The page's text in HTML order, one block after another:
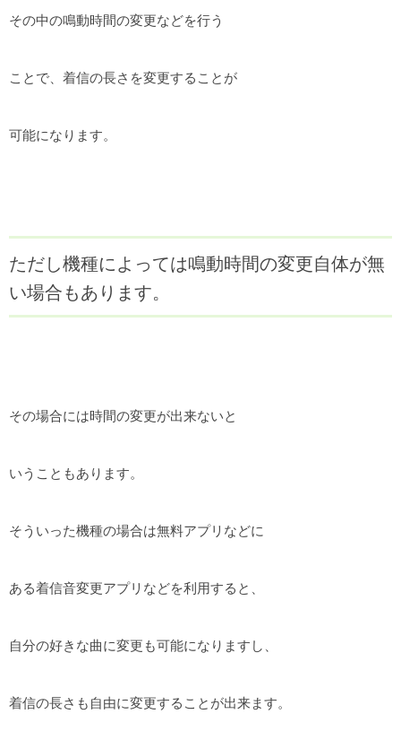
その中の鳴動時間の変更などを行う
ことで、着信の長さを変更することが
可能になります。
ただし機種によっては鳴動時間の変更自体が無
い場合もあります。
その場合には時間の変更が出来ないと
いうこともあります。
そういった機種の場合は無料アプリなどに
ある着信音変更アプリなどを利用すると、
自分の好きな曲に変更も可能になりますし、
着信の長さも自由に変更することが出来ます。